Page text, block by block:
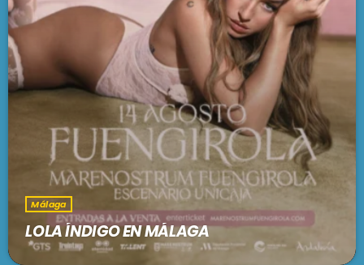
Málaga
LOLA ÍNDIGO EN MÁLAGA